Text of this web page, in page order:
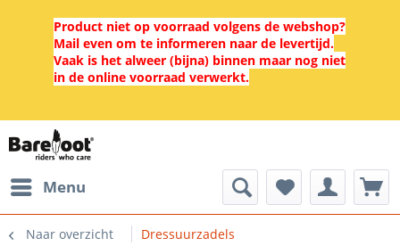
Product niet op voorraad volgens de webshop?
Mail even om te informeren naar de levertijd.
Vaak is het alweer (bijna) binnen maar nog niet
in de online voorraad verwerkt.
Menu
Naar overzicht Dressuurzadels